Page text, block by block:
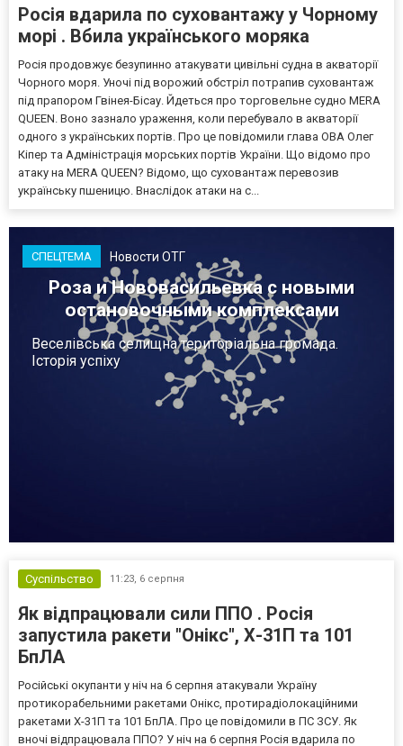
Росія вдарила по суховантажу у Чорному
морі . Вбила українського моряка
Росія продовжує безупинно атакувати цивільні судна в акваторії
Чорного моря. Уночі під ворожий обстріл потрапив суховантаж
під прапором Гвінея-Бісау. Йдеться про торговельне судно MERA
QUEEN. Воно зазнало ураження, коли перебувало в акваторії
одного з українських портів. Про це повідомили глава ОВА Олег
Кіпер та Адміністрація морських портів України. Що відомо про
атаку на MERA QUEEN? Відомо, що суховантаж перевозив
українську пшеницю. Внаслідок атаки на с...
СПЕЦТЕМА Новости ОТГ
Роза и Нововасильевка с новыми
остановочными комплексами
Веселівська селищна територіальна громада.
Історія успіху
Суспільство 11:23, 6 серпня
Як відпрацювали сили ППО . Росія
запустила ракети "Онікс", Х-31П та 101
БпЛА
Російські окупанти у ніч на 6 серпня атакували Україну
протикорабельними ракетами Онікс, протирадіолокаційними
ракетами Х-31П та 101 БпЛА. Про це повідомили в ПС ЗСУ. Як
вночі відпрацювала ППО? У ніч на 6 серпня Росія вдарила по